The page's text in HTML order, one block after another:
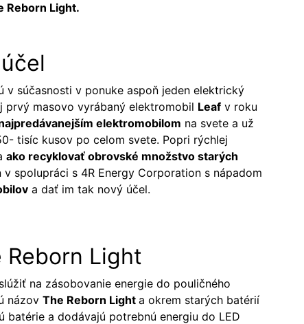
Reborn Light.
súčasnosti v ponuke aspoň jeden elektrický
prvý masovo vyrábaný elektromobil Leaf v roku
elektromobilom na svete a už
tisíc kusov po celom svete. Popri rýchlej
ako recyklovať obrovské množstvo starých
v spolupráci s 4R Energy Corporation s nápadom
a dať im tak nový účel.
Light
na zásobovanie energie do pouličného
názov The Reborn Light a okrem starých batérií
batérie a dodávajú potrebnú energiu do LED